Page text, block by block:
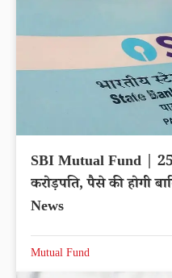
SBI Mutual Fund |
करोड़पति, पैसे की होगी
News
Mutual Fund